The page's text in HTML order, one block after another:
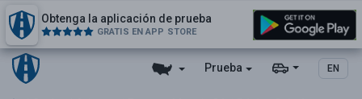
Prueba EN
Obtenga la aplicación de prueba
GRATIS EN APP STORE